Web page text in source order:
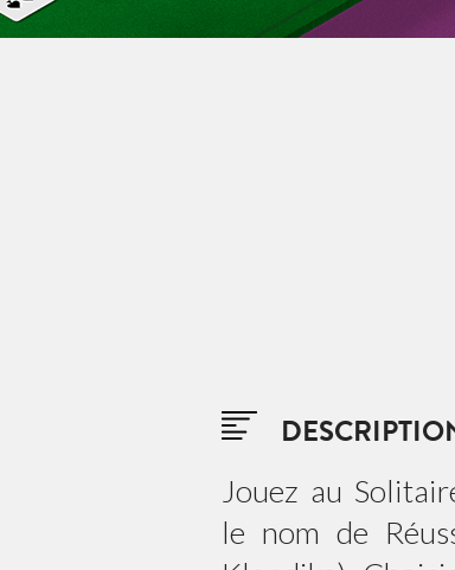
Jouez au
le nom de